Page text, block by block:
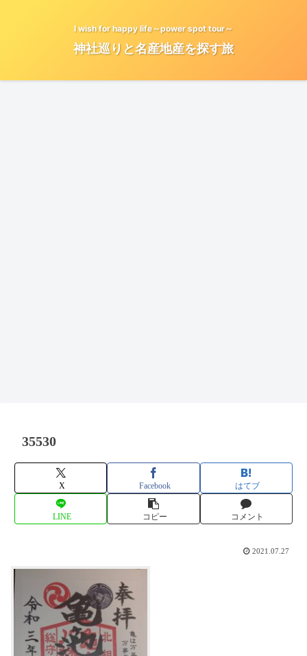
I wish for happy life～power spot tour～
神社巡りと名産地産を探す旅
35530
X Facebook はてブ
LINE コピー コメント
2021.07.27